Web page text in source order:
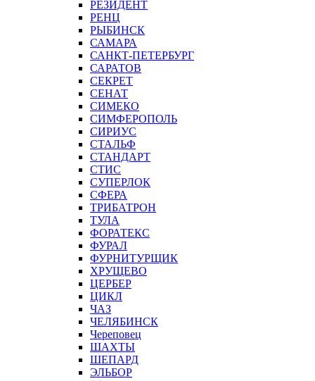
РЕЗИДЕНТ
РЕНЦ
РЫБИНСК
САМАРА
САНКТ-ПЕТЕРБУРГ
САРАТОВ
СЕКРЕТ
СЕНАТ
СИМЕКО
СИМФЕРОПОЛЬ
СИРИУС
СТАЛЬФ
СТАНДАРТ
СТИС
СУПЕРЛОК
СФЕРА
ТРИБАТРОН
ТУЛА
ФОРАТЕКС
ФУРАЛ
ФУРНИТУРЩИК
ХРУЩЕВО
ЦЕРБЕР
ЦИКЛ
ЧАЗ
ЧЕЛЯБИНСК
Череповец
ШАХТЫ
ШЕПАРД
ЭЛЬБОР